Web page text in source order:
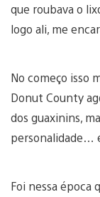
que roubava o
logo ali, me
No começo isso
Donut County
dos guaxinins,
personalidade…
Foi nessa época